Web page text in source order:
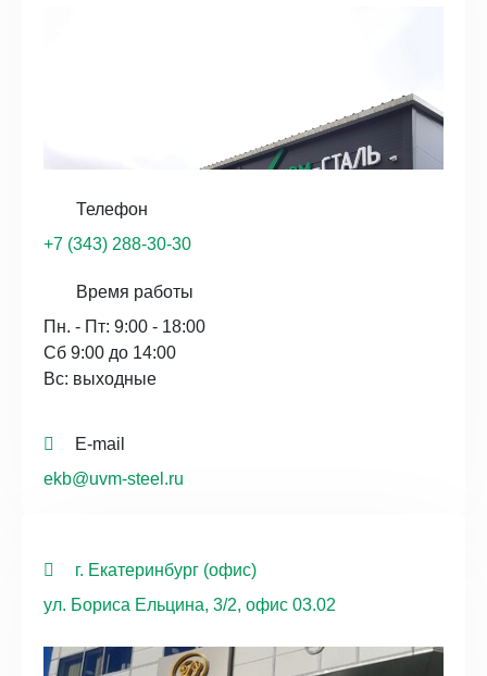
Телефон
+7 (343) 288-30-30
Время работы
Пн. - Пт: 9:00 - 18:00
Сб 9:00 до 14:00
Вс: выходные
E-mail
ekb@uvm-steel.ru
г. Екатеринбург (офис)
ул. Бориса Ельцина, 3/2, офис 03.02